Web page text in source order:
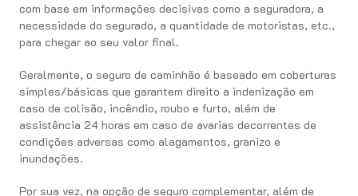
com base em informações decisivas como a seguradora, a
necessidade do segurado, a quantidade de motoristas, etc.,
para chegar ao seu valor final.
Geralmente, o seguro de caminhão é baseado em coberturas
simples/básicas que garantem direito a indenização em
caso de colisão, incêndio, roubo e furto, além de
assistência 24 horas em caso de avarias decorrentes de
condições adversas como alagamentos, granizo e
inundações.
Por sua vez, na opção de seguro complementar, além de